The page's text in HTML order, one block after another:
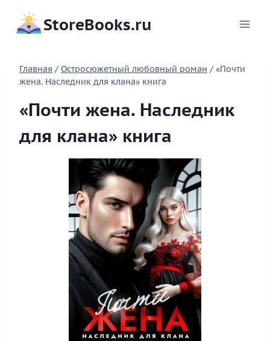
содержимому
StoreBooks.ru
Главная / Остросюжетный любовный роман / «Почти
жена. Наследник для клана» книга
«Почти жена. Наследник
для клана» книга